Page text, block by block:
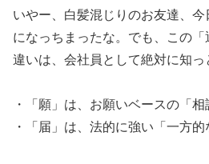
いやー、白髪混じりのお友達、
になっちまったな。でも、この
違いは、会社員として絶対に知っ
・「願」は、お願いベースの「相
・「届」は、法的に強い「一方的